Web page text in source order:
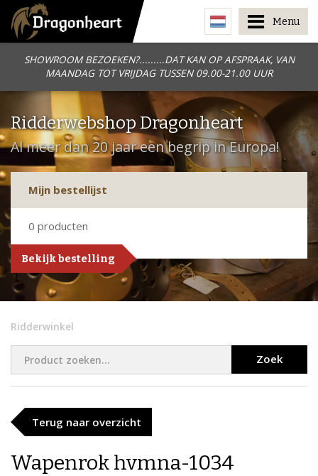
SHOWROOM BEZOEKEN?.........DAT KAN OP AFSPRAAK, VAN
MAANDAG TOT VRIJDAG TUSSEN 09.00-21.00 UUR
Menu
Ridderwebshop Dragonheart
Al meer dan 20 jaar een begrip in Europa!
Mijn bestellijst
0 producten
Bekijk bestelling
Ridderwinkel
Zoek
Terug naar overzicht
Wapenrok hvmna-1034